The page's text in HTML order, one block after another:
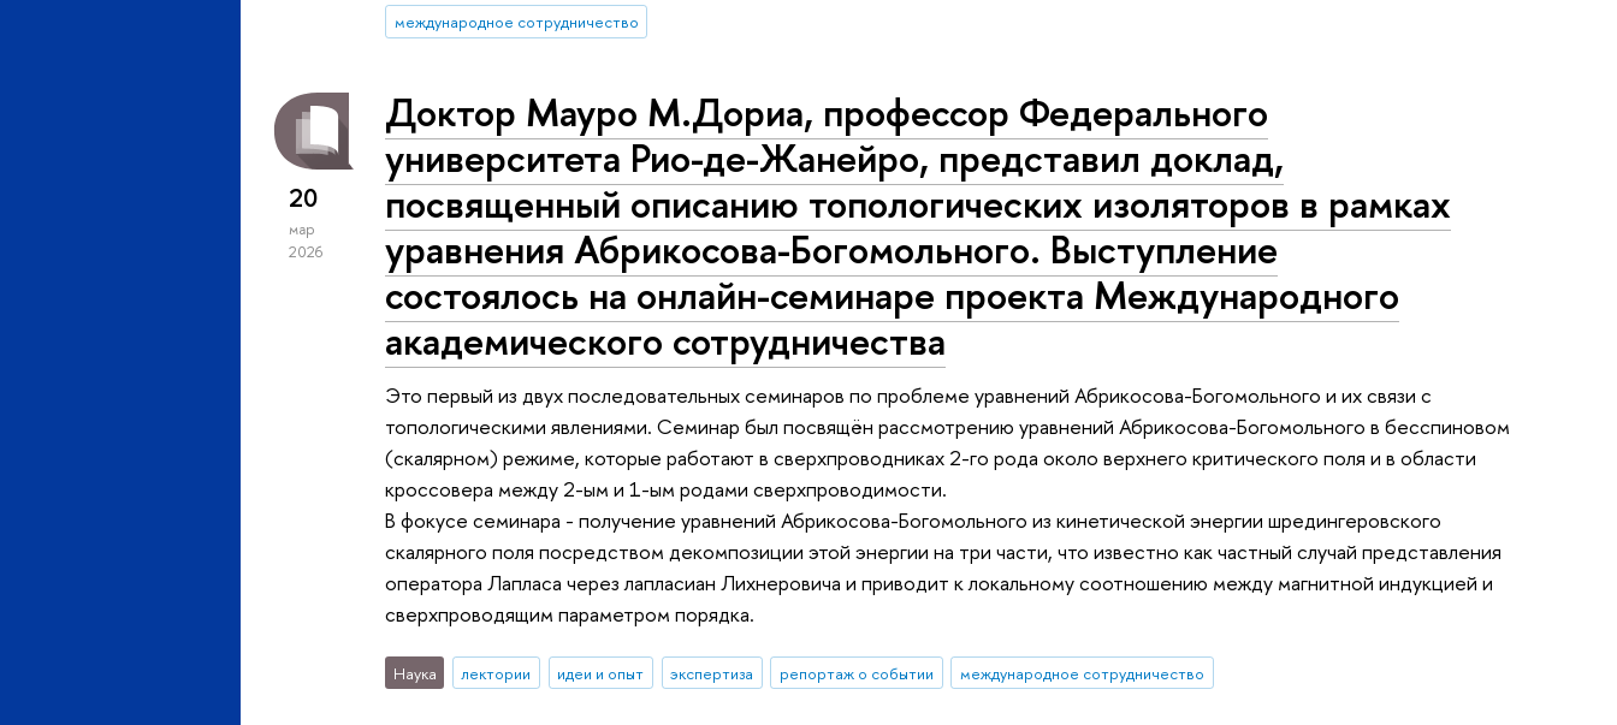
международное сотрудничество
20
мар
2026
Доктор Мауро М.Дориа, профессор Федерального
университета Рио-де-Жанейро, представил доклад,
посвященный описанию топологических изоляторов в рамках
уравнения Абрикосова-Богомольного. Выступление
состоялось на онлайн-семинаре проекта Международного
академического сотрудничества
Это первый из двух последовательных семинаров по проблеме уравнений Абрикосова-Богомольного и их связи с
топологическими явлениями. Семинар был посвящён рассмотрению уравнений Абрикосова-Богомольного в бесспиновом
(скалярном) режиме, которые работают в сверхпроводниках 2-го рода около верхнего критического поля и в области
кроссовера между 2-ым и 1-ым родами сверхпроводимости.
В фокусе семинара - получение уравнений Абрикосова-Богомольного из кинетической энергии шредингеровского
скалярного поля посредством декомпозиции этой энергии на три части, что известно как частный случай представления
оператора Лапласа через лапласиан Лихнеровича и приводит к локальному соотношению между магнитной индукцией и
сверхпроводящим параметром порядка.
Наука лектории идеи и опыт экспертиза репортаж о событии международное сотрудничество